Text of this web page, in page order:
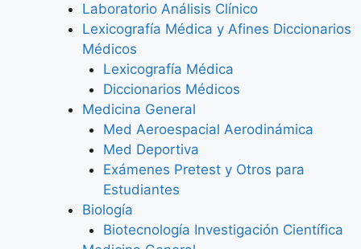
Laboratorio Análisis Clínico
Lexicografía Médica y Afines Diccionarios
Médicos
Lexicografía Médica
Diccionarios Médicos
Medicina General
Med Aeroespacial Aerodinámica
Med Deportiva
Exámenes Pretest y Otros para
Estudiantes
Biología
Biotecnología Investigación Científica